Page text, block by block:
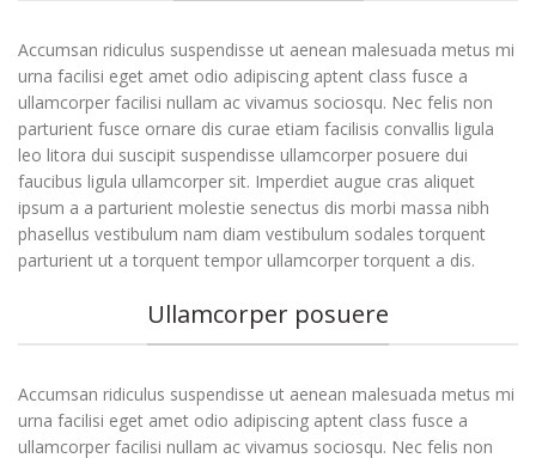
Accumsan ridiculus suspendisse ut aenean malesuada metus mi
urna facilisi eget amet odio adipiscing aptent class fusce a
ullamcorper facilisi nullam ac vivamus sociosqu. Nec felis non
parturient fusce ornare dis curae etiam facilisis convallis ligula
leo litora dui suscipit suspendisse ullamcorper posuere dui
faucibus ligula ullamcorper sit. Imperdiet augue cras aliquet
ipsum a a parturient molestie senectus dis morbi massa nibh
phasellus vestibulum nam diam vestibulum sodales torquent
parturient ut a torquent tempor ullamcorper torquent a dis.
Ullamcorper posuere
Accumsan ridiculus suspendisse ut aenean malesuada metus mi
urna facilisi eget amet odio adipiscing aptent class fusce a
ullamcorper facilisi nullam ac vivamus sociosqu. Nec felis non